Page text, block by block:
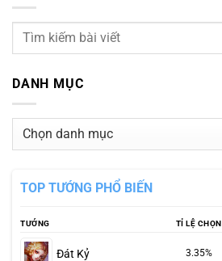
DANH MỤC
Danh
TOP TƯỚNG PHỔ BIẾN
TƯỚNG TỈ LỆ CHỌN
Đát Kỷ 3.35%